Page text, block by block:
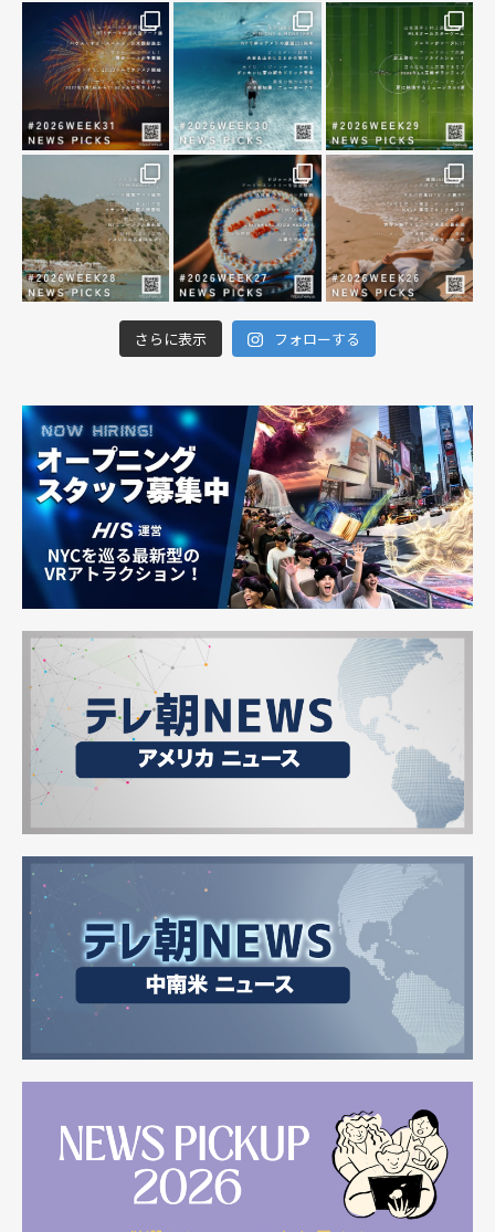
さらに表示 フォローする